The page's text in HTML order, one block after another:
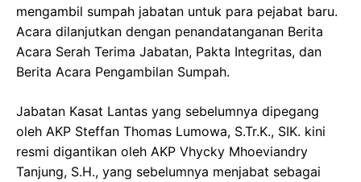
mengambil sumpah jabatan untuk para pejabat baru.
Acara dilanjutkan dengan penandatanganan Berita
Acara Serah Terima Jabatan, Pakta Integritas, dan
Berita Acara Pengambilan Sumpah.
​​Jabatan Kasat Lantas yang sebelumnya dipegang
oleh AKP Steffan Thomas Lumowa, S.Tr.K., SIK. kini
resmi digantikan oleh AKP Vhycky Mhoeviandry
Tanjung, S.H., yang sebelumnya menjabat sebagai